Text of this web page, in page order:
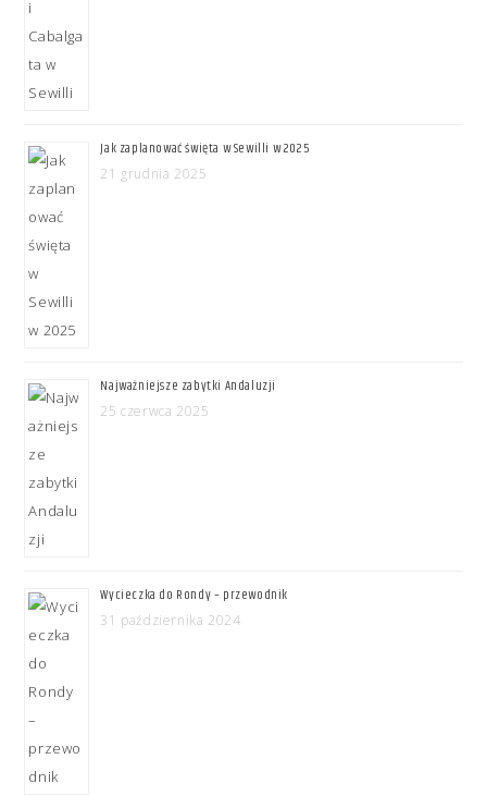
Jak zaplanować święta w Sewilli w 2025
21 grudnia 2025
Najważniejsze zabytki Andaluzji
25 czerwca 2025
Wycieczka do Rondy – przewodnik
31 października 2024